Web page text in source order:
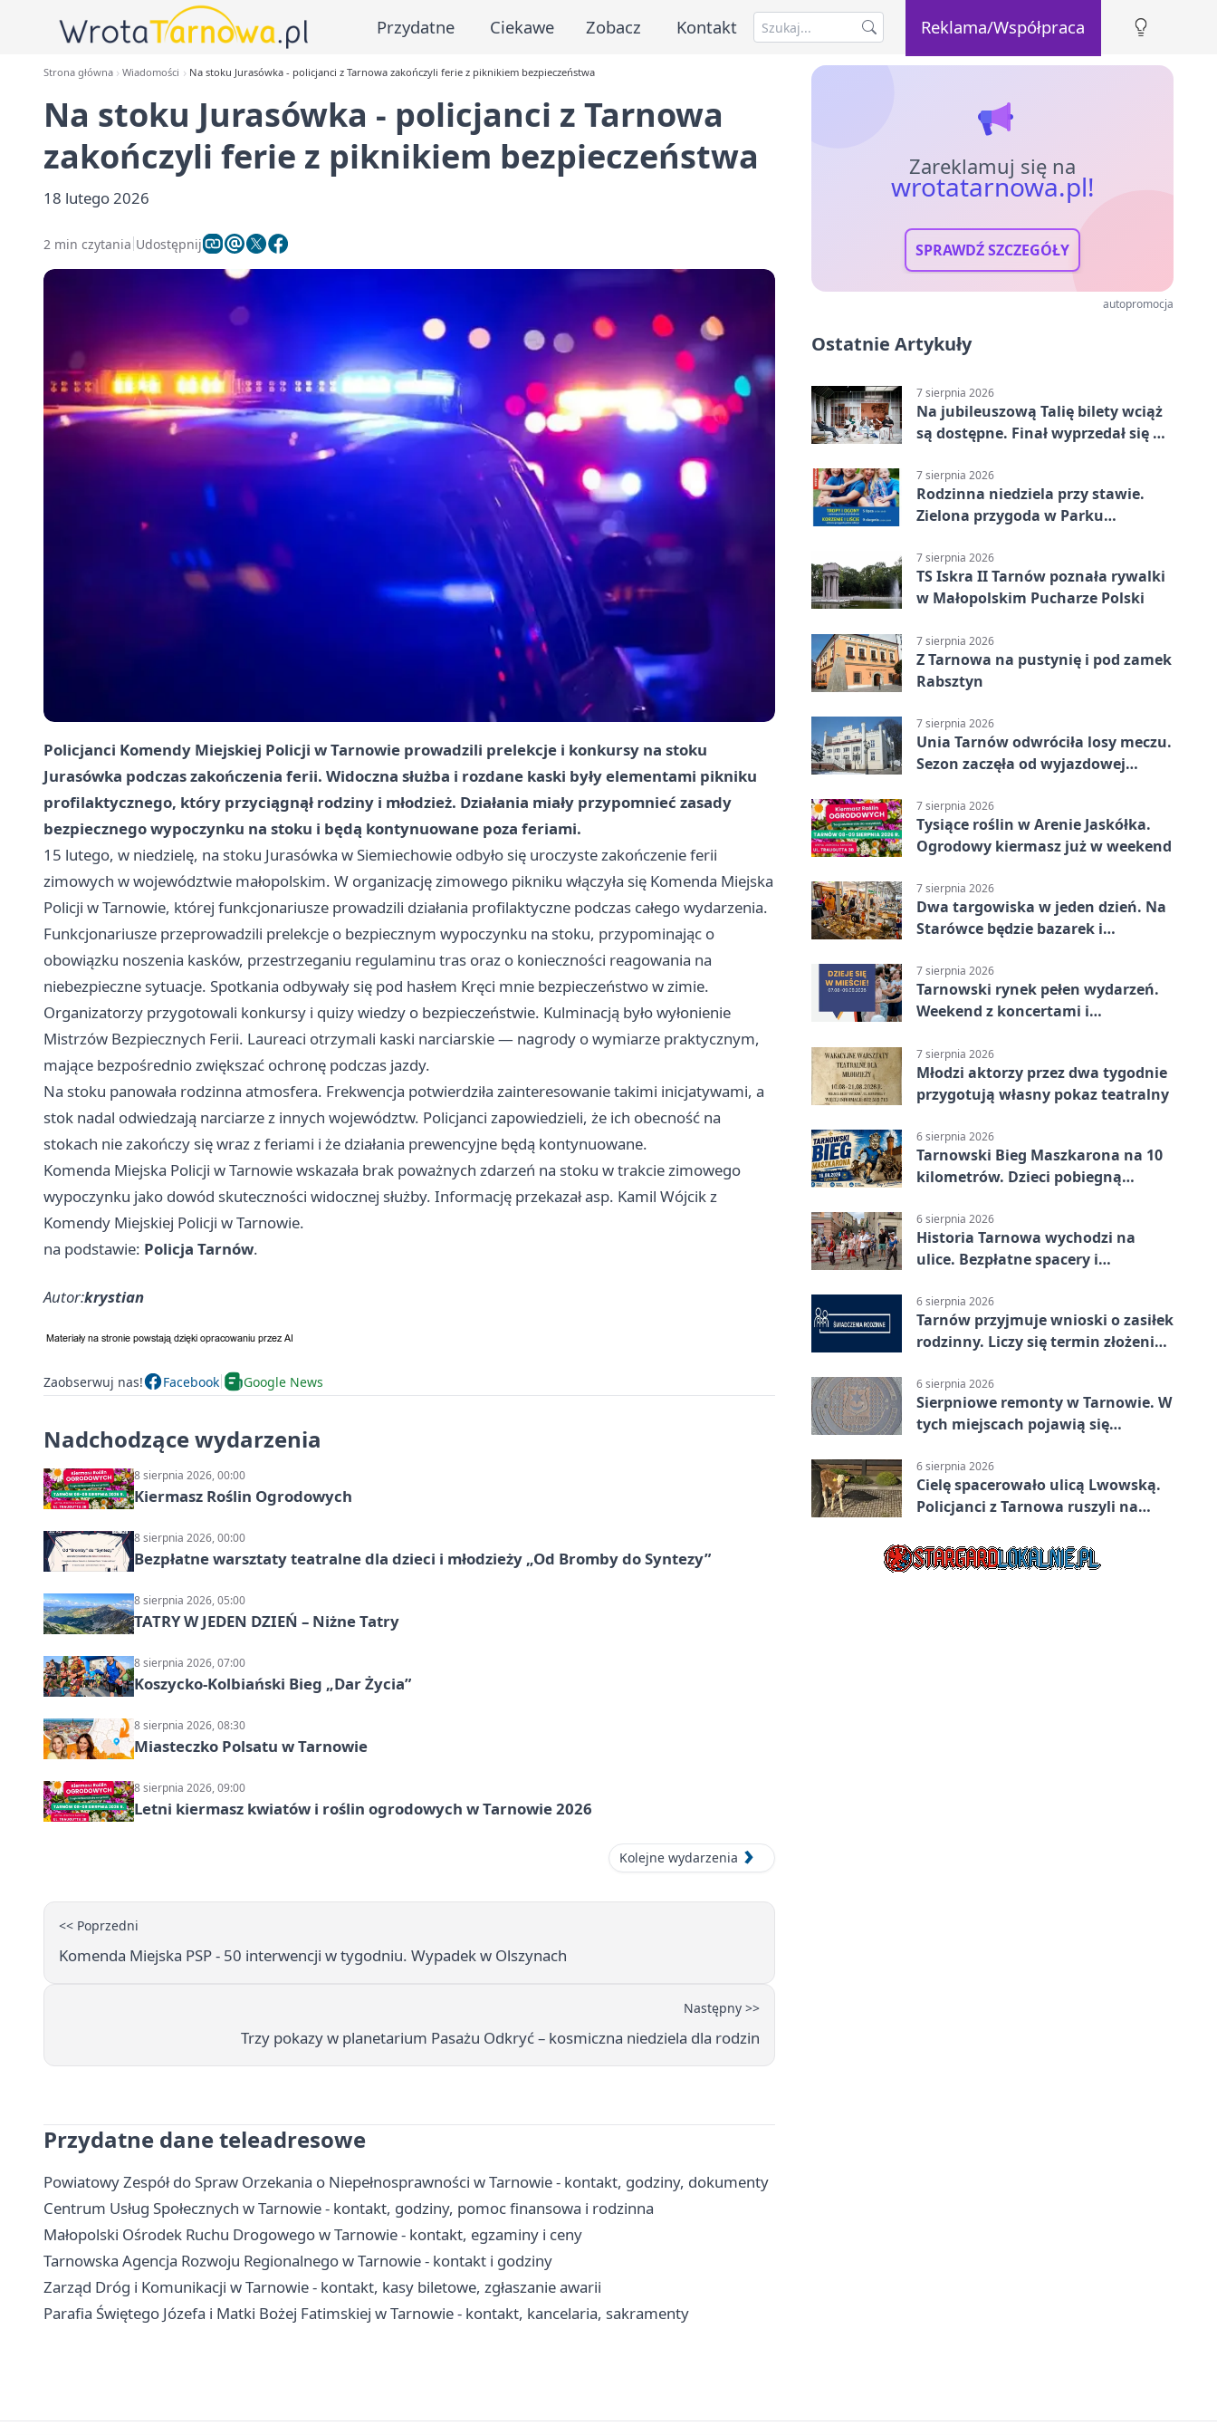
Przydatne Ciekawe Zobacz Kontakt Reklama/Współpraca
Strona główna Wiadomości Na stoku Jurasówka - policjanci z Tarnowa zakończyli ferie z piknikiem bezpieczeństwa
Na stoku Jurasówka - policjanci z Tarnowa
zakończyli ferie z piknikiem bezpieczeństwa
18 lutego 2026
2 min czytania Udostępnij
Policjanci Komendy Miejskiej Policji w Tarnowie prowadzili prelekcje i konkursy na stoku
Jurasówka podczas zakończenia ferii. Widoczna służba i rozdane kaski były elementami pikniku
profilaktycznego, który przyciągnął rodziny i młodzież. Działania miały przypomnieć zasady
bezpiecznego wypoczynku na stoku i będą kontynuowane poza feriami.
15 lutego, w niedzielę, na stoku Jurasówka w Siemiechowie odbyło się uroczyste zakończenie ferii
zimowych w województwie małopolskim. W organizację zimowego pikniku włączyła się Komenda Miejska
Policji w Tarnowie, której funkcjonariusze prowadzili działania profilaktyczne podczas całego wydarzenia.
Funkcjonariusze przeprowadzili prelekcje o bezpiecznym wypoczynku na stoku, przypominając o
obowiązku noszenia kasków, przestrzeganiu regulaminu tras oraz o konieczności reagowania na
niebezpieczne sytuacje. Spotkania odbywały się pod hasłem Kręci mnie bezpieczeństwo w zimie.
Organizatorzy przygotowali konkursy i quizy wiedzy o bezpieczeństwie. Kulminacją było wyłonienie
Mistrzów Bezpiecznych Ferii. Laureaci otrzymali kaski narciarskie — nagrody o wymiarze praktycznym,
mające bezpośrednio zwiększać ochronę podczas jazdy.
Na stoku panowała rodzinna atmosfera. Frekwencja potwierdziła zainteresowanie takimi inicjatywami, a
stok nadal odwiedzają narciarze z innych województw. Policjanci zapowiedzieli, że ich obecność na
stokach nie zakończy się wraz z feriami i że działania prewencyjne będą kontynuowane.
Komenda Miejska Policji w Tarnowie wskazała brak poważnych zdarzeń na stoku w trakcie zimowego
wypoczynku jako dowód skuteczności widocznej służby. Informację przekazał asp. Kamil Wójcik z
Komendy Miejskiej Policji w Tarnowie.
na podstawie: Policja Tarnów.
Autor:krystian
Zaobserwuj nas! Facebook Google News
Nadchodzące wydarzenia
8 sierpnia 2026, 00:00
Kiermasz Roślin Ogrodowych
8 sierpnia 2026, 00:00
Bezpłatne warsztaty teatralne dla dzieci i młodzieży „Od Bromby do Syntezy”
8 sierpnia 2026, 05:00
TATRY W JEDEN DZIEŃ – Niżne Tatry
8 sierpnia 2026, 07:00
Koszycko-Kolbiański Bieg „Dar Życia”
8 sierpnia 2026, 08:30
Miasteczko Polsatu w Tarnowie
8 sierpnia 2026, 09:00
Letni kiermasz kwiatów i roślin ogrodowych w Tarnowie 2026
Kolejne wydarzenia
<< Poprzedni
Komenda Miejska PSP - 50 interwencji w tygodniu. Wypadek w Olszynach
Następny >>
Trzy pokazy w planetarium Pasażu Odkryć – kosmiczna niedziela dla rodzin
Przydatne dane teleadresowe
Powiatowy Zespół do Spraw Orzekania o Niepełnosprawności w Tarnowie - kontakt, godziny, dokumenty
Centrum Usług Społecznych w Tarnowie - kontakt, godziny, pomoc finansowa i rodzinna
Małopolski Ośrodek Ruchu Drogowego w Tarnowie - kontakt, egzaminy i ceny
Tarnowska Agencja Rozwoju Regionalnego w Tarnowie - kontakt i godziny
Zarząd Dróg i Komunikacji w Tarnowie - kontakt, kasy biletowe, zgłaszanie awarii
Parafia Świętego Józefa i Matki Bożej Fatimskiej w Tarnowie - kontakt, kancelaria, sakramenty
Zareklamuj się na
wrotatarnowa.pl!
SPRAWDŹ SZCZEGÓŁY
autopromocja
Ostatnie Artykuły
7 sierpnia 2026
Na jubileuszową Talię bilety wciąż
są dostępne. Finał wyprzedał się w
7 sierpnia 2026
Rodzinna niedziela przy stawie.
Zielona przygoda w Parku
7 sierpnia 2026
TS Iskra II Tarnów poznała rywalki
w Małopolskim Pucharze Polski
7 sierpnia 2026
Z Tarnowa na pustynię i pod zamek
Rabsztyn
7 sierpnia 2026
Unia Tarnów odwróciła losy meczu.
Sezon zaczęła od wyjazdowej
7 sierpnia 2026
Tysiące roślin w Arenie Jaskółka.
Ogrodowy kiermasz już w weekend
7 sierpnia 2026
Dwa targowiska w jeden dzień. Na
Starówce będzie bazarek i
7 sierpnia 2026
Tarnowski rynek pełen wydarzeń.
Weekend z koncertami i
7 sierpnia 2026
Młodzi aktorzy przez dwa tygodnie
przygotują własny pokaz teatralny
6 sierpnia 2026
Tarnowski Bieg Maszkarona na 10
kilometrów. Dzieci pobiegną
6 sierpnia 2026
Historia Tarnowa wychodzi na
ulice. Bezpłatne spacery i
6 sierpnia 2026
Tarnów przyjmuje wnioski o zasiłek
rodzinny. Liczy się termin złożenia
6 sierpnia 2026
Sierpniowe remonty w Tarnowie. W
tych miejscach pojawią się
6 sierpnia 2026
Cielę spacerowało ulicą Lwowską.
Policjanci z Tarnowa ruszyli na